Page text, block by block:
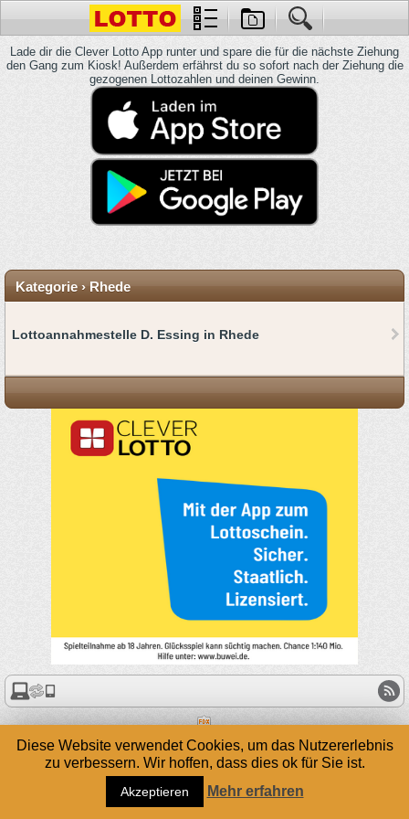
Lade dir die Clever Lotto App runter und spare die für die nächste Ziehung
den Gang zum Kiosk! Außerdem erfährst du so sofort nach der Ziehung die
gezogenen Lottozahlen und deinen Gewinn.
Kategorie › Rhede
Lottoannahmestelle D. Essing in Rhede
Diese Website verwendet Cookies, um das Nutzererlebnis
zu verbessern. Wir hoffen, dass dies ok für Sie ist.
Akzeptieren Mehr erfahren